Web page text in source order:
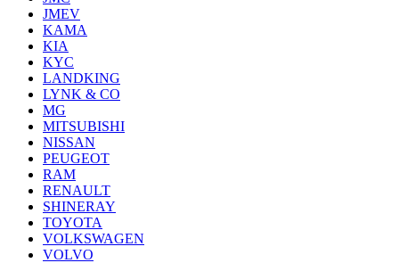
JMEV
KAMA
KIA
KYC
LANDKING
LYNK & CO
MG
MITSUBISHI
NISSAN
PEUGEOT
RAM
RENAULT
SHINERAY
TOYOTA
VOLKSWAGEN
VOLVO